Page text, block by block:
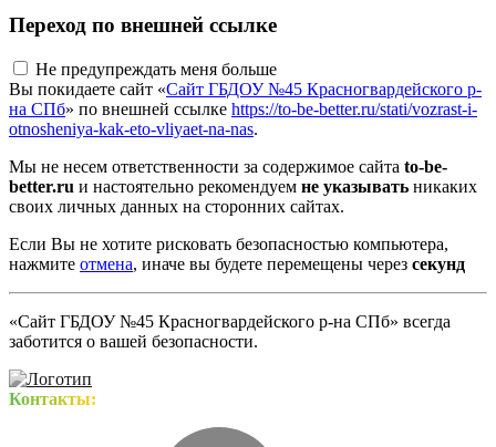
Переход по внешней ссылке
Не предупреждать меня больше
Вы покидаете сайт «Сайт ГБДОУ №45 Красногвардейского р-
на СПб» по внешней ссылке https://to-be-better.ru/stati/vozrast-i-
otnosheniya-kak-eto-vliyaet-na-nas.
Мы не несем ответственности за содержимое сайта to-be-
better.ru и настоятельно рекомендуем не указывать никаких
своих личных данных на сторонних сайтах.
Если Вы не хотите рисковать безопасностью компьютера,
нажмите отмена, иначе вы будете перемещены через секунд
«Сайт ГБДОУ №45 Красногвардейского р-на СПб» всегда
заботится о вашей безопасности.
Контакты: